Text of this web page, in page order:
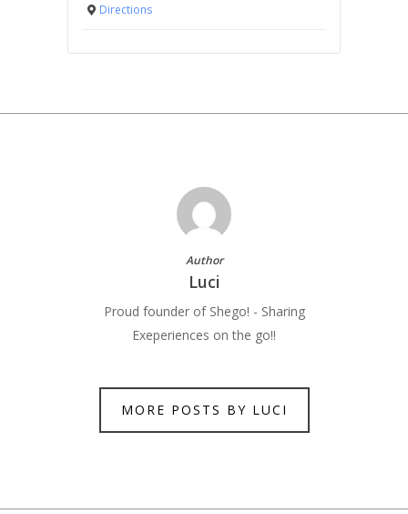
Directions
Author
Luci
Proud founder of Shego! - Sharing
Exeperiences on the go!!
MORE POSTS BY LUCI